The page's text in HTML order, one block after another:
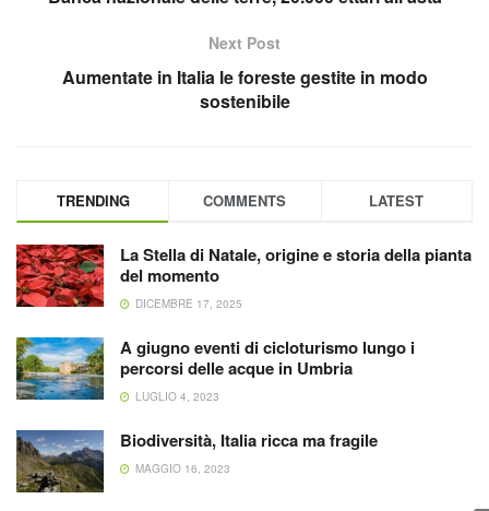
Next Post
Aumentate in Italia le foreste gestite in modo
sostenibile
TRENDING COMMENTS LATEST
La Stella di Natale, origine e storia della pianta
del momento
DICEMBRE 17, 2025
A giugno eventi di cicloturismo lungo i
percorsi delle acque in Umbria
LUGLIO 4, 2023
Biodiversità, Italia ricca ma fragile
MAGGIO 16, 2023